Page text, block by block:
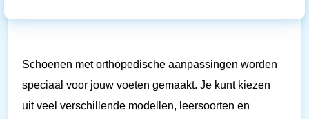
Schoenen met orthopedische aanpassingen worden
speciaal voor jouw voeten gemaakt. Je kunt kiezen
uit veel verschillende modellen, leersoorten en